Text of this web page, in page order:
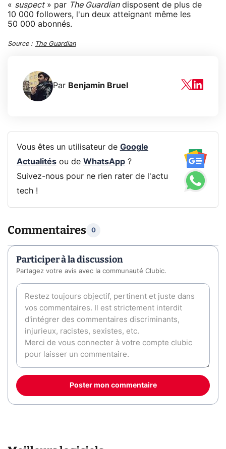
« suspect» par The Guardiandisposent de plus de
10 000 followers, l'un deux atteignant même les
50 000 abonnés.
Source : The Guardian
Par Benjamin Bruel
Vous êtes un utilisateur de Google
Actualitésou de WhatsApp?
Suivez-nous pour ne rien rater de l'actu
tech !
Commentaires 0
Participer à la discussion
Partagez votre avis avec la communauté Clubic.
Poster mon commentaire